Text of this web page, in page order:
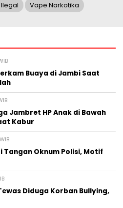
Vape Narkotika
Buaya di Jambi Saat
Jambret HP Anak di Bawah
Kabur
Tangan Oknum Polisi, Motif
Diduga Korban Bullying,